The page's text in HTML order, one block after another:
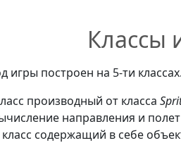
Классы
игры построен на 5-ти классах.
производный от класса
направления и
содержащий в себе